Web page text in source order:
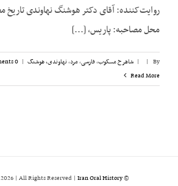
محل مصاحبه: پاریس، [...]
By
|
| شاهرخ مسکوب,فارسی,مرد,نهاوندی، هوشنگ |
0 Comments
Read More
© Copyright 2020 -
2026 | All Rights Reserved | Iran Oral History